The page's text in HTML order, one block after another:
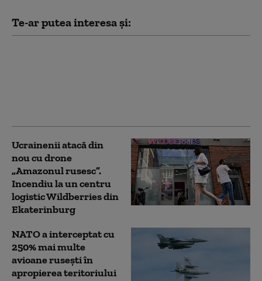
Te-ar putea interesa și:
Ucrainenii atacă din
nou cu drone
„Amazonul rusesc”.
Incendiu la un centru
logistic Wildberries din
Ekaterinburg
NATO a interceptat cu
250% mai multe
avioane rusești în
apropierea teritoriului